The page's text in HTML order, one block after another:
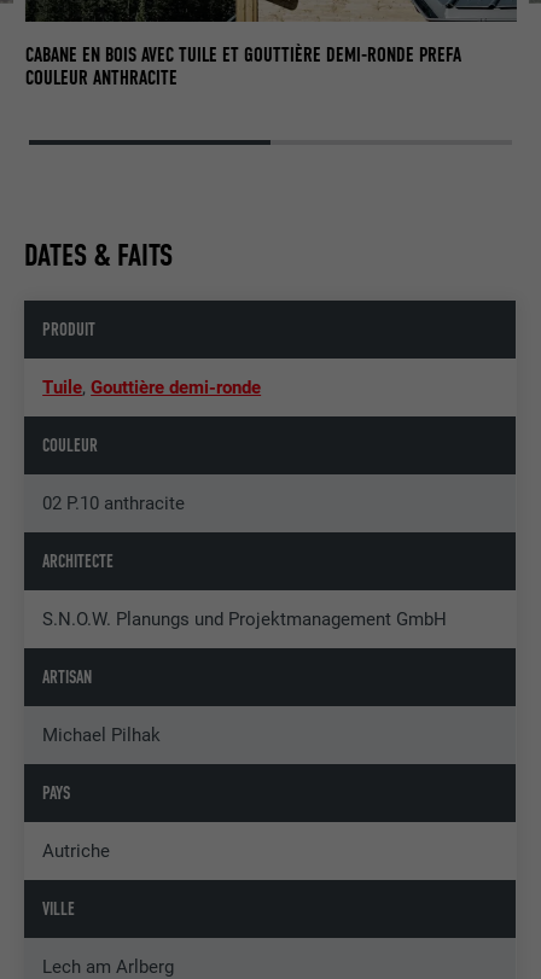
CABANE EN BOIS AVEC TUILE ET GOUTTIÈRE DEMI-RONDE PREFA
COULEUR ANTHRACITE
DATES & FAITS
PRODUIT
Tuile,Gouttière demi-ronde
COULEUR
02 P.10 anthracite
ARCHITECTE
S.N.O.W. Planungs und Projektmanagement GmbH
ARTISAN
Michael Pilhak
PAYS
Autriche
VILLE
Lech am Arlberg